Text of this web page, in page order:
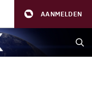
AANMELDEN